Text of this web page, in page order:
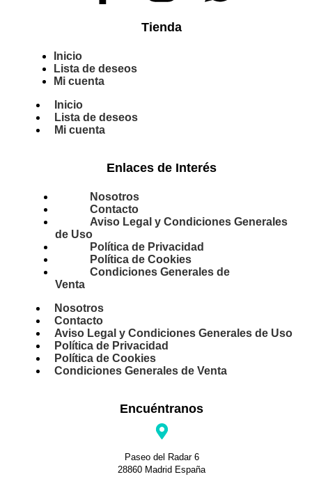
Tienda
Inicio
Lista de deseos
Mi cuenta
Inicio
Lista de deseos
Mi cuenta
Enlaces de Interés
Nosotros
Contacto
Aviso Legal y Condiciones Generales
de Uso
Política de Privacidad
Política de Cookies
Condiciones Generales de
Venta
Nosotros
Contacto
Aviso Legal y Condiciones Generales de Uso
Política de Privacidad
Política de Cookies
Condiciones Generales de Venta
Encuéntranos
Paseo del Radar 6
28860 Madrid España